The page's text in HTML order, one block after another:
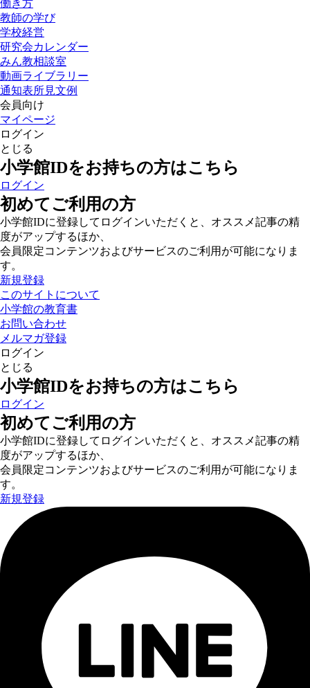
働き方
教師の学び
学校経営
研究会カレンダー
みん教相談室
動画ライブラリー
通知表所見文例
会員向け
マイページ
ログイン
とじる
小学館IDをお持ちの方はこちら
ログイン
初めてご利用の方
小学館IDに登録してログインいただくと、オススメ記事の精
度がアップするほか、
会員限定コンテンツおよびサービスのご利用が可能になりま
す。
新規登録
このサイトについて
小学館の教育書
お問い合わせ
メルマガ登録
ログイン
とじる
小学館IDをお持ちの方はこちら
ログイン
初めてご利用の方
小学館IDに登録してログインいただくと、オススメ記事の精
度がアップするほか、
会員限定コンテンツおよびサービスのご利用が可能になりま
す。
新規登録